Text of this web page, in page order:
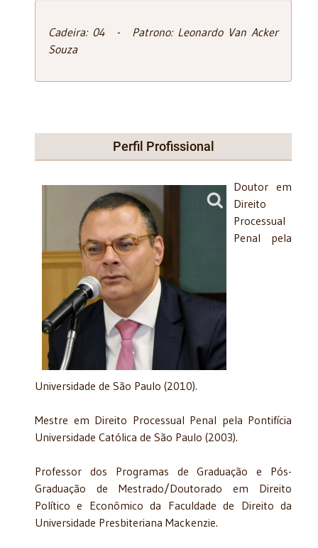
Cadeira: 04 - Patrono: Leonardo Van Acker
Souza
Perfil Profissional
Doutor em
Direito
Processual
Penal pela
Universidade de São Paulo (2010).
Mestre em Direito Processual Penal pela Pontifícia
Universidade Católica de São Paulo (2003).
Professor dos Programas de Graduação e Pós-
Graduação de Mestrado/Doutorado em Direito
Político e Econômico da Faculdade de Direito da
Universidade Presbiteriana Mackenzie.